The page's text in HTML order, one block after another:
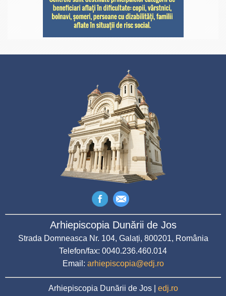
Arhiepiscopia Dunării de Jos
Strada Domneasca Nr. 104, Galați, 800201, România
Telefon/fax: 0040.236.460.014
Email: arhiepiscopia@edj.ro
Arhiepiscopia Dunării de Jos | edj.ro